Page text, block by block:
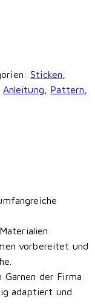
Sticken
Anleitung Pattern
vorbereitet und
Garnen der Firma
adaptiert und